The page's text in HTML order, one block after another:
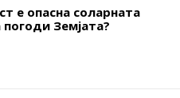
е опасна соларната
погоди Земјата?